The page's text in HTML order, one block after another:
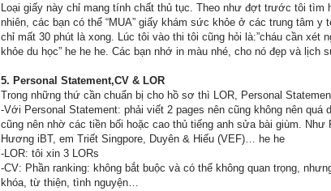
Loại giấy này chỉ mang tính chất thủ tục. Theo như đợt trước tôi
nhiên, các bạn có thể “MUA” giấy khám sức khỏe ở các trung tâm
chỉ mất 30 phút là xong. Lúc tôi vào thi tôi cũng hỏi là:”cháu cần xét
khỏe du học” he he he. Các bạn nhớ in màu nhé, cho nó đẹp và lịch
5. Personal Statement,CV & LOR
Trong những thứ cần chuẩn bị cho hồ sơ thì LOR, Personal
-Với Personal Statement: phải viết 2 pages nên cũng không nên
cũng nên nhờ các tiền bối hoặc cao thủ tiếng anh sửa bài giùm.
Hương iBT, em Triết Singpore, Duyên & Hiếu (VEF)… he he
-LOR: tôi xin 3 LORs
-CV: Phần ranking: không bắt buộc và có thể không quan trọng,
khóa, từ thiện, tình nguyện…